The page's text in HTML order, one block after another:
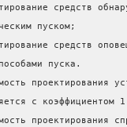
средств
средств
способами
проектирования
с
проектирования